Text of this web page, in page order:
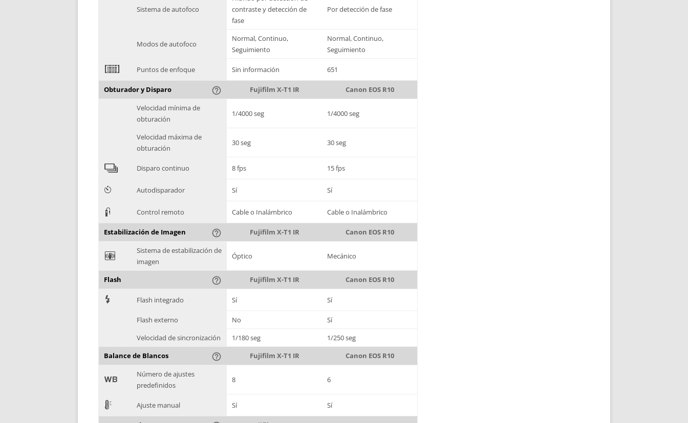
Sistema de autofoco
contraste y detección de
fase
Por detección de fase
Modos de autofoco
Normal, Continuo,
Seguimiento
Normal, Continuo,
Seguimiento
2 Puntos de enfoque Sin información 651
Obturador y Disparo help_outline Fujifilm X-T1 IR
Canon EOS R10
Velocidad mínima de
obturación
1/4000 seg 1/4000 seg
Velocidad máxima de
obturación
30 seg 30 seg
4 Disparo continuo 8 fps 15 fps
6 Autodisparador Sí Sí
3 Control remoto Cable o Inalámbrico Cable o Inalámbrico
Estabilización de Imagen help_outline Fujifilm X-T1 IR Canon EOS R10
F
Sistema de estabilización de
imagen
Óptico Mecánico
Flash help_outline Fujifilm X-T1 IR Canon EOS R10
7 Flash integrado Sí Sí
Flash externo No
Sí
Velocidad de sincronización
1/180 seg
1/250 seg
Balance de Blancos
help_outline Fujifilm X-T1 IR Canon EOS R10
9
Número de ajustes
predefinidos
8 6
E Ajuste manual Sí Sí